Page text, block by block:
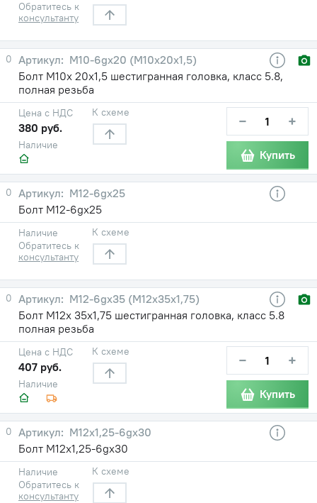
Обратитесь к
консультанту
0
М10-6gх20 (М10х20х1,5)
Болт М10х 20х1,5 шестигранная головка, класс 5.8,
полная резьба
Наличие
Цена с НДС
380 руб.
К схеме − +
Купить
0
М12-6gх25
Болт М12-6gх25
Наличие
Обратитесь к
консультанту
К схеме
0
М12-6gх35 (М12х35х1,75)
Болт М12х 35х1,75 шестигранная головка, класс 5.8
полная резьба
Наличие
Цена с НДС
407 руб.
К схеме − +
Купить
0
М12х1,25-6gх30
Болт М12х1,25-6gх30
Наличие
Обратитесь к
консультанту
К схеме